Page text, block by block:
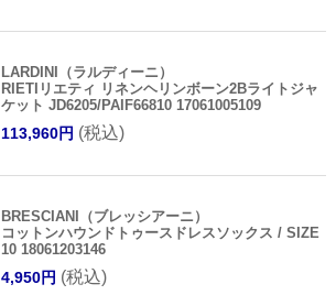
LARDINI（ラルディーニ）
RIETIリエティ リネンヘリンボーン2Bライトジャ
ケット JD6205/PAIF66810 17061005109
113,960円 (税込)
BRESCIANI（ブレッシアーニ）
コットンハウンドトゥースドレスソックス / SIZE
10 18061203146
4,950円 (税込)